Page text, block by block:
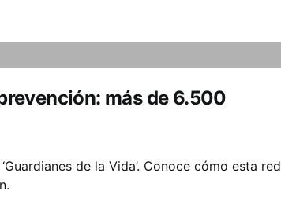
más de 6.500
de la Vida’. Conoce cómo esta red